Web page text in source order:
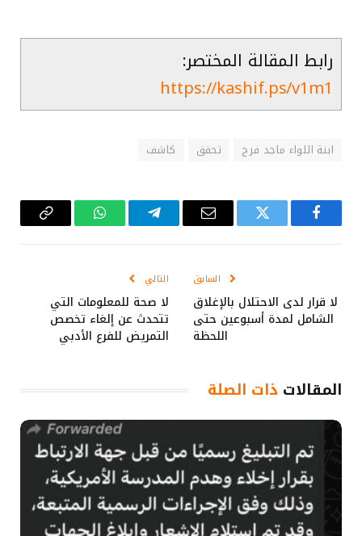
رابط المقالة المختصر:
https://kashif.ps/v1m1
ابنة اللواء ماجد فرج تحقق كاشف
فيسبوك تويتر
البريد
تيلقرام واتساب Copy
السابق
لا قرار لدى الاحتلال بالإغلاق
الشامل لمدة أسبوعين حتى
اللحظة
التالي
لا صحة للمعلومات التي
تتحدث عن إلغاء تخصص
التمريض للفرع الأدبي
المقالات ذات الصلة